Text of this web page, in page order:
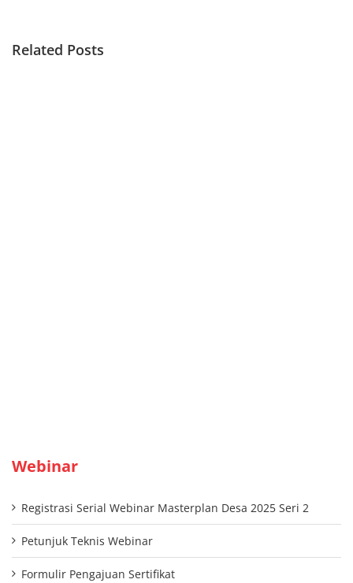
Related Posts
Webinar
Registrasi Serial Webinar Masterplan Desa 2025 Seri 2
Petunjuk Teknis Webinar
Formulir Pengajuan Sertifikat